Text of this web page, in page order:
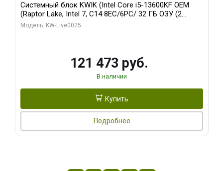
Системный блок KWIK (Intel Core i5-13600KF OEM
(Raptor Lake, Intel 7, C14 8EC/6PC/ 32 ГБ ОЗУ (2
модуля)/ Gigabyte RTX5060 WINDFORCE OC 8GB
Модель: KW-Live0025
121 473 руб.
В наличии
Купить
Подробнее